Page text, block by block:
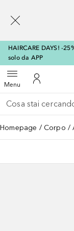
HAIRCARE DAYS! -
solo da APP
MenuApri menuAl Mio
Torna indietro
Esegui ricerca
Homepage Corpo